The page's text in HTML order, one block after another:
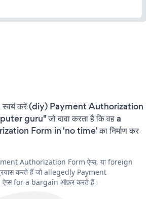
स्वयं करें (diy) Payment Authorization
guru" जो दावा करता है कि वह a
Form in 'no time' का निर्माण कर
Authorization Form ऐप्स, या foreign
करते हैं जो allegedly Payment
for a bargain ऑफ़र करते हैं।